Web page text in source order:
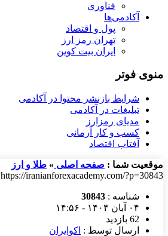
فناوری
آکادمی‌ها
پول و اقتصاد
تهران رمز ارز
ایران بیت کوین
منوی فوتر
شرایط بازنشر محتوا در آکادمی
تبلیغات در آکادمی
مدیای رمزارز
کسب و کار آرمانی
آفتاب اقتصاد
موقعیت شما : صفحه اصلی » طلا و ارز
https://iranianforexacademy.com/?p=30843
شناسه : 30843
۰۴ آبان ۱۴۰۴ - ۱۴:۵۶
62 بازدید
ارسال توسط : اکوایران